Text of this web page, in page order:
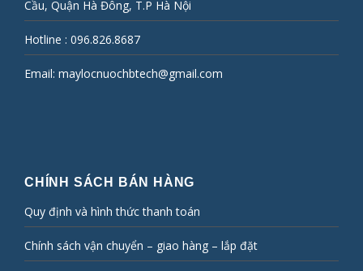
Cầu, Quận Hà Đông, T.P Hà Nội
Hotline : 096.826.8687
Email: maylocnuochbtech@gmail.com
CHÍNH SÁCH BÁN HÀNG
Quy định và hình thức thanh toán
Chính sách vận chuyển – giao hàng – lắp đặt